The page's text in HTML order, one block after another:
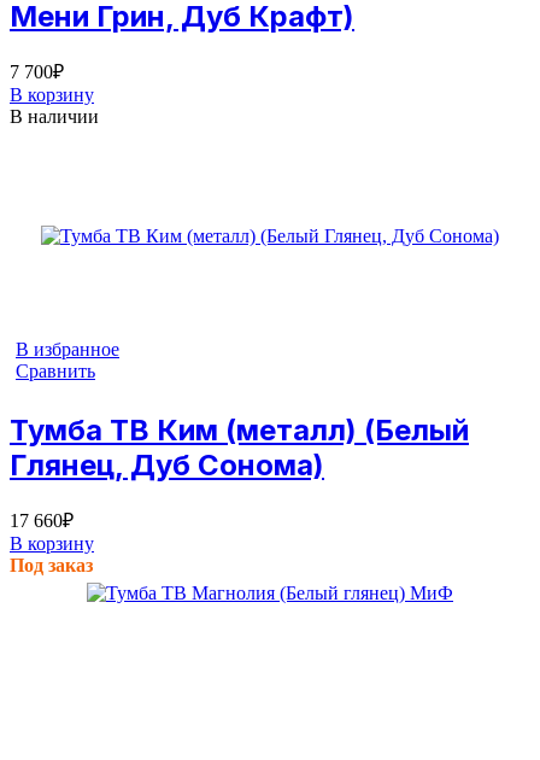
Мени Грин, Дуб Крафт)
7 700₽
В корзину
В наличии
В избранное
Сравнить
Тумба ТВ Ким (металл) (Белый
Глянец, Дуб Сонома)
17 660₽
В корзину
Под заказ